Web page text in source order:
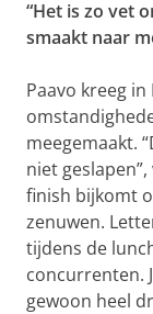
“Het is zo vet
smaakt naar
Paavo kreeg
meegemaakt.
niet
finish bijkomt
zenuwen.
tijdens de
concurrenten.
gewoon heel